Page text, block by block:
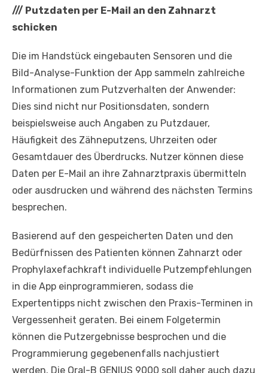
/// Putzdaten per E-Mail an den Zahnarzt
schicken
Die im Handstück eingebauten Sensoren und die
Bild-Analyse-Funktion der App sammeln zahlreiche
Informationen zum Putzverhalten der Anwender:
Dies sind nicht nur Positionsdaten, sondern
beispielsweise auch Angaben zu Putzdauer,
Häufigkeit des Zähneputzens, Uhrzeiten oder
Gesamtdauer des Überdrucks. Nutzer können diese
Daten per E-Mail an ihre Zahnarztpraxis übermitteln
oder ausdrucken und während des nächsten Termins
besprechen.
Basierend auf den gespeicherten Daten und den
Bedürfnissen des Patienten können Zahnarzt oder
Prophylaxefachkraft individuelle Putzempfehlungen
in die App einprogrammieren, sodass die
Expertentipps nicht zwischen den Praxis-Terminen in
Vergessenheit geraten. Bei einem Folgetermin
können die Putzergebnisse besprochen und die
Programmierung gegebenenfalls nachjustiert
werden. Die Oral-B GENIUS 9000 soll daher auch dazu